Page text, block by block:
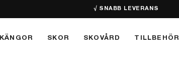
√ SNABB LEVERANS
KÄNGOR SKOR SKOVÅRD TILLBEHÖR